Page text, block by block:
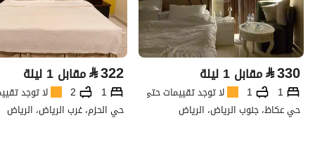
⃁330 مقابل 1 ليلة
1
1
لا توجد تقييمات حتى الآن
حي عكاظ، جنوب الرياض، الرياض
⃁322 مقابل 1 ليلة
1
2
لا توجد
حي الحزم، غرب الرياض، الرياض